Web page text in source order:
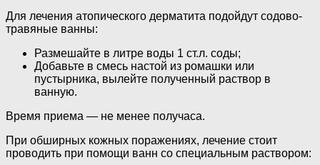
Для лечения атопического дерматита подойдут содово-
травяные ванны:
Размешайте в литре воды 1 ст.л. соды;
Добавьте в смесь настой из ромашки или
пустырника, вылейте полученный раствор в
ванную.
Время приема — не менее получаса.
При обширных кожных поражениях, лечение стоит
проводить при помощи ванн со специальным раствором: